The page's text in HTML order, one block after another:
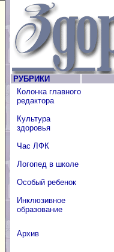
РУБРИКИ
Колонка главного
редактора
Культура
здоровья
Час ЛФК
Логопед в школе
Особый ребенок
Инклюзивное
образование
Архив